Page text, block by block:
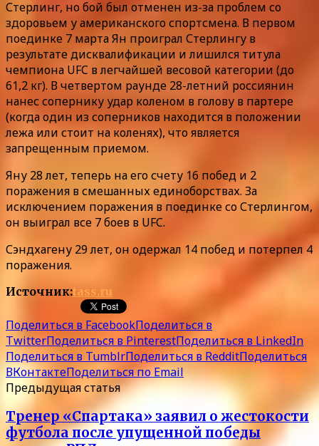
Стерлинг, но бой был отменен из-за проблем со
здоровьем у американского спортсмена. В первом
поединке 7 марта Ян проиграл Стерлингу в
результате дисквалификации и лишился титула
чемпиона UFC в легчайшей весовой категории (до
61,2 кг). В четвертом раунде 28-летний россиянин
нанес сопернику удар коленом в голову в партере
(когда один из соперников находится в положении
лежа или стоит на коленях), что является
запрещенным приемом.
Яну 28 лет, теперь на его счету 16 побед и 2
поражения в смешанных единоборствах. За
исключением поражения в поединке со Стерлингом,
он выиграл все 7 боев в UFC.
Сэндхагену 29 лет, он одержал 14 побед и потерпел 4
поражения.
Источник:tass.ru
Поделиться в FacebookПоделиться в
TwitterПоделиться в PinterestПоделиться в LinkedIn
Поделиться в TumblrПоделиться в RedditПоделиться
ВКонтактеПоделиться по Email
Предыдущая статья
Тренер «Спартака» заявил о жестокости
футбола после упущенной победы